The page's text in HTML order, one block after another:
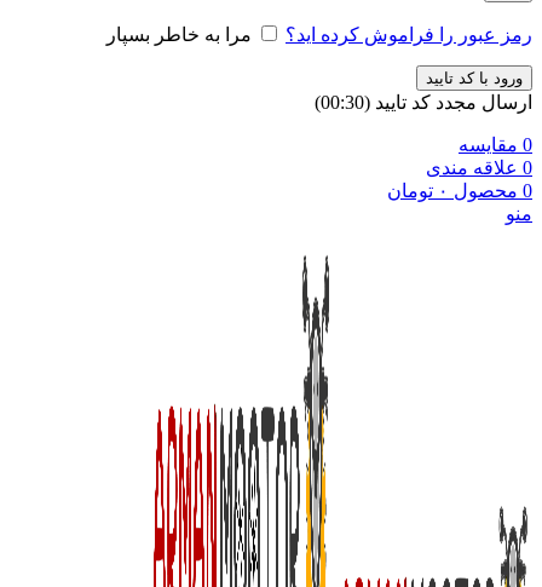
رمز عبور را فراموش کرده اید؟ مرا به خاطر بسپار
ورود با کد تایید
ارسال مجدد کد تایید (00:
30
)
0 مقایسه
0 علاقه مندی
0 محصول ۰ تومان
منو